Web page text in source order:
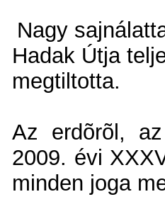
Nagy
Hadak Útja
megtiltotta.
Az erdõrõl,
2009. évi
minden joga